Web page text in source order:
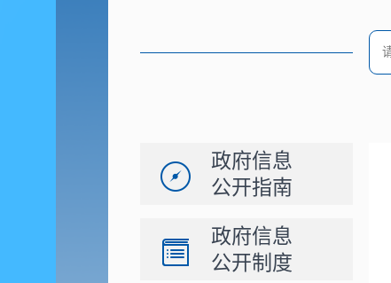
政府信息
公开指南
政府信息
公开制度